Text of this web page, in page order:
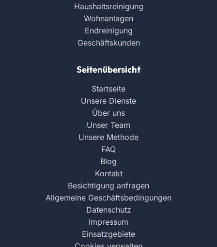
Haushaltsreinigung
Wohnanlagen
Endreinigung
Geschäftskunden
Seitenübersicht
Startseite
Unsere Dienste
Über uns
Unser Team
Unsere Methode
FAQ
Blog
Kontakt
Besichtigung anfragen
Allgemeine Geschäftsbedingungen
Datenschutz
Impressum
Einsatzgebiete